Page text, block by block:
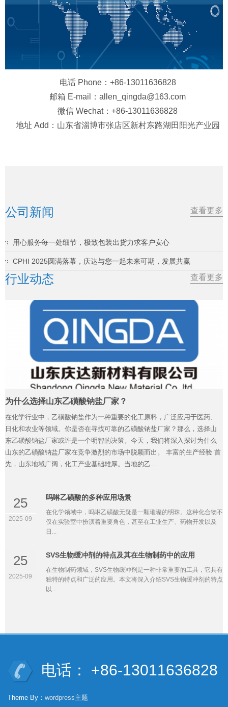
电话 Phone：+86-13011636828
邮箱 E-mail：allen_qingda@163.com
微信 Wechat：+86-13011636828
地址 Add：山东省淄博市张店区新村东路湖田阳光产业园
公司新闻 查看更多
用心服务每一处细节，极致包装出货力求客户安心
CPHI 2025圆满落幕，庆达与您一起未来可期，发展共赢
行业动态 查看更多
为什么选择山东乙磺酸钠盐厂家？
在化学行业中，乙磺酸钠盐作为一种重要的化工原料，广泛应用于医药、
日化和农业等领域。你是否在寻找可靠的乙磺酸钠盐厂家？那么，选择山
东乙磺酸钠盐厂家或许是一个明智的决策。今天，我们将深入探讨为什么
山东的乙磺酸钠盐厂家在竞争激烈的市场中脱颖而出。 丰富的生产经验 首
先，山东地域广阔，化工产业基础雄厚。当地的乙...
25
2025-09
吗啉乙磺酸的多种应用场景
在化学领域中，吗啉乙磺酸无疑是一颗璀璨的明珠。这种化合物不
仅在实验室中扮演着重要角色，甚至在工业生产、药物开发以及
日...
25
2025-09
SVS生物缓冲剂的特点及其在生物制药中的应用
在生物制药领域，SVS生物缓冲剂是一种非常重要的工具，它具有
独特的特点和广泛的应用。本文将深入介绍SVS生物缓冲剂的特点
以...
电话： +86-13011636828
Theme By： wordpress主题